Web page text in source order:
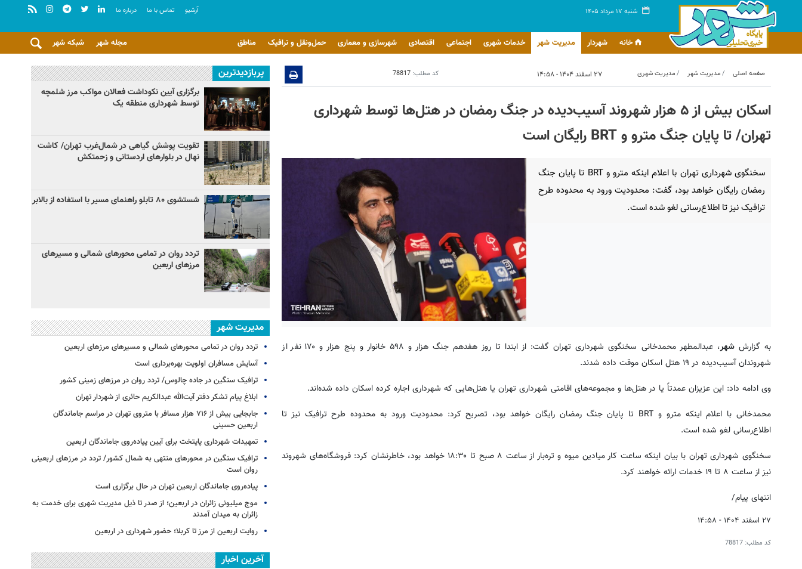
شنبه ۱۷ مرداد ۱۴۰۵ آرشيو تماس با ما درباره ما
خانه شهردار مدیریت شهر خدمات شهری اجتماعی اقتصادی شهرسازی و معماری حمل‌ونقل و ترافیک مناطق شبکه شهر مجله شهر
صفحه اصلی مدیریت شهر مدیریت شهری ۲۷ اسفند ۱۴۰۴ - ۱۴:۵۸ کد مطلب: 78817
اسکان بیش از ۵ هزار شهروند آسیب‌دیده در جنگ رمضان در هتل‌ها توسط شهرداری
تهران/ تا پایان جنگ مترو و BRT رایگان است
سخنگوی شهرداری تهران با اعلام اینکه مترو و BRT تا پایان جنگ
رمضان رایگان خواهد بود، گفت: محدودیت ورود به محدوده طرح
ترافیک نیز تا اطلاع‌رسانی لغو شده است.
به گزارششهر
، عبدالمطهر محمدخانی سخنگوی شهرداری تهران گفت: از ابتدا تا روز هفدهم جنگ هزار و ۵۹۸ خانوار و پنج هزار و ۱۷۰ نفر از
شهروندان آسیب‌دیده در ۱۹ هتل اسکان موقت داده شدند.
وی ادامه داد: این عزیزان عمدتاً یا در هتل‌ها و مجموعه‌های اقامتی شهرداری تهران یا هتل‌هایی که شهرداری اجاره کرده اسکان داده شده‌اند.
محمدخانی با اعلام اینکه مترو و BRT تا پایان جنگ رمضان رایگان خواهد بود، تصریح کرد: محدودیت ورود به محدوده طرح ترافیک نیز تا
اطلاع‌رسانی لغو شده است.
سخنگوی شهرداری تهران با بیان اینکه ساعت کار میادین میوه و تره‌بار از ساعت ۸ صبح تا ۱۸:۳۰ خواهد بود، خاطرنشان کرد: فروشگاه‌های شهروند
نیز از ساعت ۸ تا ۱۹ خدمات ارائه خواهند کرد.
انتهای پیام/
۲۷ اسفند ۱۴۰۴ - ۱۴:۵۸
کد مطلب: 78817
پربازدیدترین
برگزاری آیین نکوداشت فعالان مواکب مرز شلمچه
توسط شهرداری منطقه یک
تقویت پوشش گیاهی در شمال‌غرب تهران/ کاشت
نهال در بلوارهای اردستانی و زحمتکش
شستشوی ۸۰ تابلو راهنمای مسیر با استفاده از بالابر
تردد روان در تمامی محورهای شمالی و مسیرهای
مرزهای اربعین
مدیریت شهر
تردد روان در تمامی محورهای شمالی و مسیرهای مرزهای اربعین
آسایش مسافران اولویت بهره‌برداری است
ترافیک سنگین در جاده چالوس/ تردد روان در مرزهای زمینی کشور
ابلاغ پیام تشکر دفتر آیت‌الله عبدالکریم حائری از شهردار تهران
جابجایی بیش از ۷۱۶ هزار مسافر با متروی تهران در مراسم جاماندگان
اربعین حسینی
تمهیدات شهرداری پایتخت برای آیین پیاده‌روی جاماندگان اربعین
ترافیک سنگین در محورهای منتهی به شمال کشور/ تردد در مرزهای اربعینی
روان است
پیاده‌روی جاماندگان اربعین تهران در حال برگزاری است
موج میلیونی زائران در اربعین؛ از صدر تا ذیل مدیریت شهری برای خدمت به
زائران به میدان آمدند
روایت اربعین از مرز تا کربلا؛ حضور شهرداری در اربعین
آخرین اخبار